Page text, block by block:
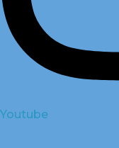
Youtube